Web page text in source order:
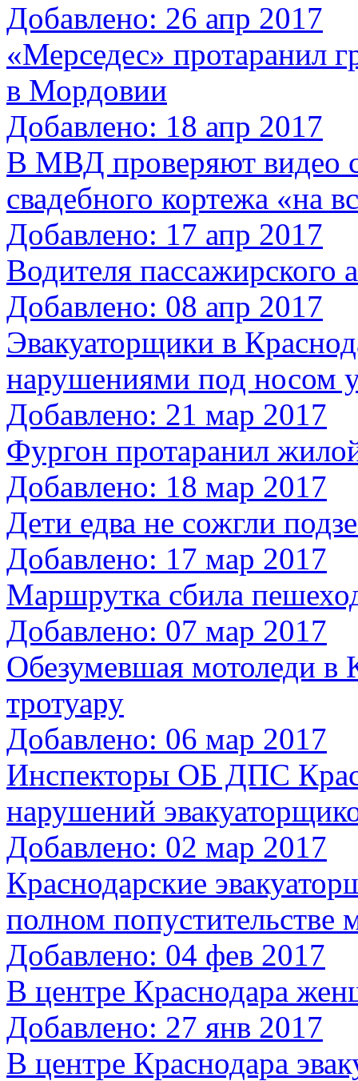
Добавлено: 26 апр 2017
«Мерседес» протаранил
в Мордовии
Добавлено: 18 апр 2017
В МВД проверяют видео
свадебного кортежа «на
Добавлено: 17 апр 2017
Водителя пассажирского
Добавлено: 08 апр 2017
Эвакуаторщики в
нарушениями под носом
Добавлено: 21 мар 2017
Фургон протаранил
Добавлено: 18 мар 2017
Дети едва не сожгли
Добавлено: 17 мар 2017
Маршрутка сбила
Добавлено: 07 мар 2017
Обезумевшая мотоледи в
тротуару
Добавлено: 06 мар 2017
Инспекторы ОБ ДПС
нарушений
Добавлено: 02 мар 2017
Краснодарские
полном попустительстве
Добавлено: 04 фев 2017
В центре Краснодара
Добавлено: 27 янв 2017
В центре Краснодара